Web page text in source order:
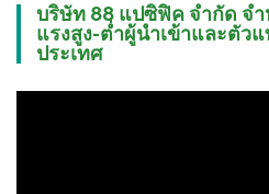
บริษัท 88 แปซิฟิค จำกัด จ
แรงสูง-ต่ำผู้นำเข้าและตัว
ประเทศ